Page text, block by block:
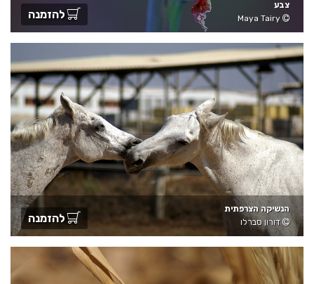
צבע
Maya Tairy
להזמנה
הנשיקה הצרפתית
דורון סברלו
להזמנה